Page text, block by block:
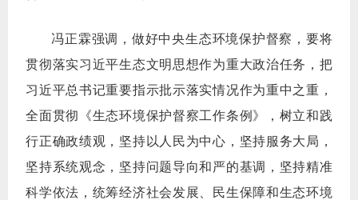
冯正霖强调，做好中央生态环境保护督察，要将
贯彻落实习近平生态文明思想作为重大政治任务，把
习近平总书记重要指示批示落实情况作为重中之重，
全面贯彻《生态环境保护督察工作条例》，树立和践
行正确政绩观，坚持以人民为中心，坚持服务大局，
坚持系统观念，坚持问题导向和严的基调，坚持精准
科学依法，统筹经济社会发展、民生保障和生态环境